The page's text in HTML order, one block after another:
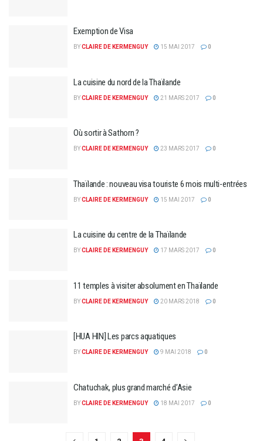
Exemption de Visa
BYCLAIRE DE KERMENGUY 15 MAI 2017 0
La cuisine du nord de la Thaïlande
BYCLAIRE DE KERMENGUY 21 MARS 2017 0
Où sortir à Sathorn ?
BYCLAIRE DE KERMENGUY 23 MARS 2017 0
Thaïlande : nouveau visa touriste 6 mois multi-entrées
BYCLAIRE DE KERMENGUY 15 MAI 2017 0
La cuisine du centre de la Thaïlande
BYCLAIRE DE KERMENGUY 17 MARS 2017 0
11 temples à visiter absolument en Thaïlande
BYCLAIRE DE KERMENGUY 20 MARS 2018 0
[HUA HIN] Les parcs aquatiques
BYCLAIRE DE KERMENGUY 9 MAI 2018 0
Chatuchak, plus grand marché d’Asie
BYCLAIRE DE KERMENGUY 18 MAI 2017 0